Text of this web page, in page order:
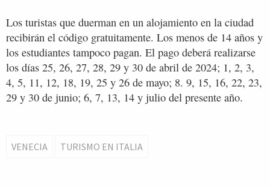
Los turistas que duerman en un alojamiento en la ciudad
recibirán el código gratuitamente. Los menos de 14 años y
los estudiantes tampoco pagan. El pago deberá realizarse
los días 25, 26, 27, 28, 29 y 30 de abril de 2024; 1, 2, 3,
4, 5, 11, 12, 18, 19, 25 y 26 de mayo; 8. 9, 15, 16, 22, 23,
29 y 30 de junio; 6, 7, 13, 14 y julio del presente año.
VENECIA TURISMO EN ITALIA